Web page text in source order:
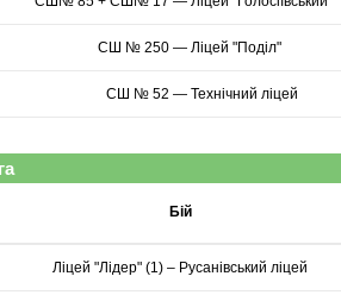
Бій
Ліцей "Лідер" (1) – Русанівський ліцей